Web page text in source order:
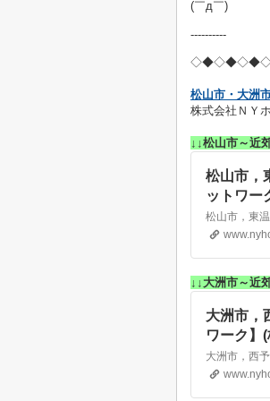
(￣д￣)
----------
◇◆◇◆◇◆
松山市・大洲
株式会社ＮＹ
↓↓松山市～近
松山市，
ットワー
↓↓大洲市～近
大洲市，
ワーク】